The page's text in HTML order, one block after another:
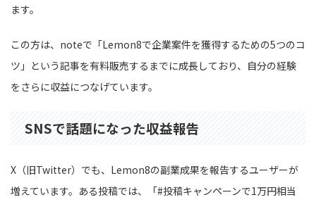
ます。
この方は、noteで「Lemon8で企業案件を獲得するための5つのコ
ツ」という記事を有料販売するまでに成長しており、自分の経験
をさらに収益につなげています。
SNSで話題になった収益報告
X（旧Twitter）でも、Lemon8の副業成果を報告するユーザーが
増えています。ある投稿では、「#投稿キャンペーンで1万円相当